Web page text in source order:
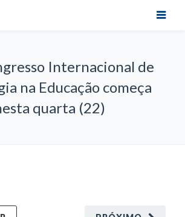
Internacional de
na Educação começa
quarta (22)